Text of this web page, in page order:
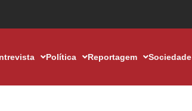
Política Reportagem Sociedade